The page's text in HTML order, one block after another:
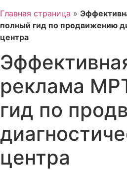
Главная страница »
полный гид по продвижению
центра
реклама
гид по
центра